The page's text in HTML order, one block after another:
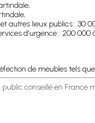
autres lieux publics : 30
d'urgence : 200
de meubles tels
conseillé en France